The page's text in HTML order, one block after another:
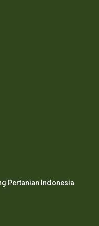
Pertanian Indonesia